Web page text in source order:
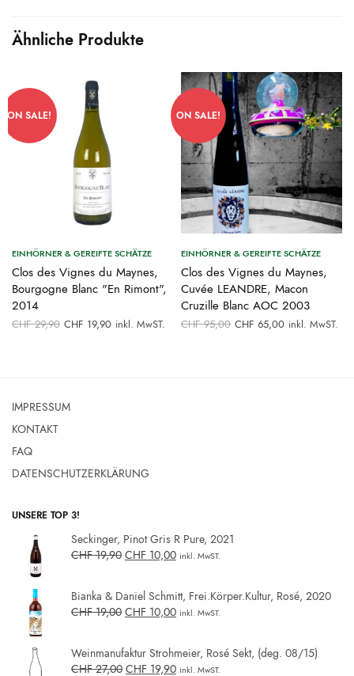
Ähnliche Produkte
ON SALE!
EINHÖRNER & GEREIFTE SCHÄTZE
Clos des Vignes du Maynes,
Bourgogne Blanc "En Rimont",
2014
CHF29,90 Ursprünglicher
Preis war:
CHF 19,90Aktueller
inkl. MwST.
ON SALE!
EINHÖRNER & GEREIFTE SCHÄTZE
Clos des Vignes du Maynes,
Cuvée LEANDRE, Macon
Cruzille Blanc AOC 2003
CHF95,00 Ursprünglicher
Preis war:
CHF 65,00Aktueller
inkl. MwST.
IMPRESSUM
KONTAKT
FAQ
DATENSCHUTZERKLÄRUNG
UNSERE TOP 3!
Seckinger, Pinot Gris R Pure, 2021
CHF19,90 CHF 10,00 inkl. MwST.
Bianka & Daniel Schmitt, Frei.Körper.Kultur, Rosé, 2020
CHF19,00 CHF 10,00 inkl. MwST.
Weinmanufaktur Strohmeier, Rosé Sekt, (deg. 08/15)
CHF27,00 CHF 19,90 inkl. MwST.